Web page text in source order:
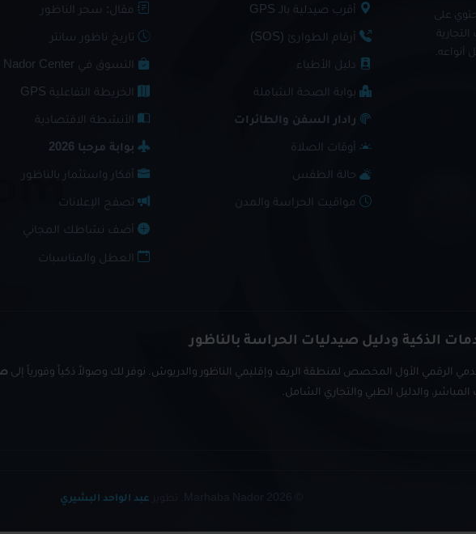
على
أنواعه.
أقرب صيدلية بالـ GPS
أرقام الطوارئ (SOS)
دليل الأطباء
بوابة الصحة الشاملة
رادار السفن والطائرات
أوقات الصلاة
حالة الطقس
مواقيت الحراسة والمدن
مقال: سحر الناظور
تاريخ ناظور سانتر
التسوق في Nador Center
الخريطة التفاعلية GPS
الأنشطة الاقتصادية
بوابة مرحبا 2026
أفكار واستثمار بالناظور
تصفح الإعلانات
أضف نشاطك المجاني
العطل والمناسبات
الذكية ودليل صيدليات الحراسة بالناظور
الرقمي الأول المخصص لمنطقة الريف وإقليمي الناظور والدريوش. نوفر لك وصولاً ذكياً وفورياً إلى
عبد الواحد البشيري